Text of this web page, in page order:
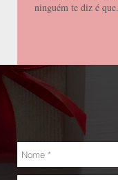
ninguém te diz é